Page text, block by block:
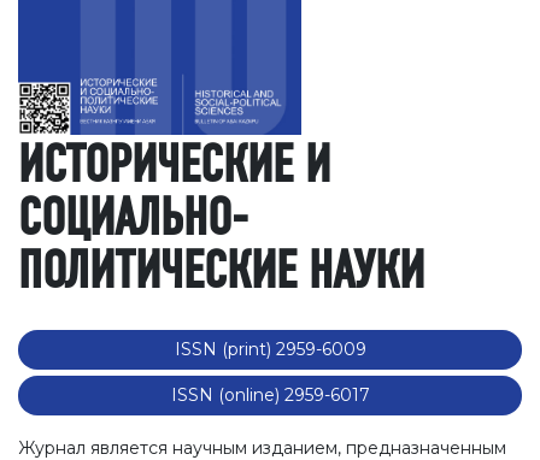
ИСТОРИЧЕСКИЕ И
СОЦИАЛЬНО-
ПОЛИТИЧЕСКИЕ НАУКИ
ISSN (print) 2959-6009
ISSN (online) 2959-6017
Журнал является научным изданием, предназначенным